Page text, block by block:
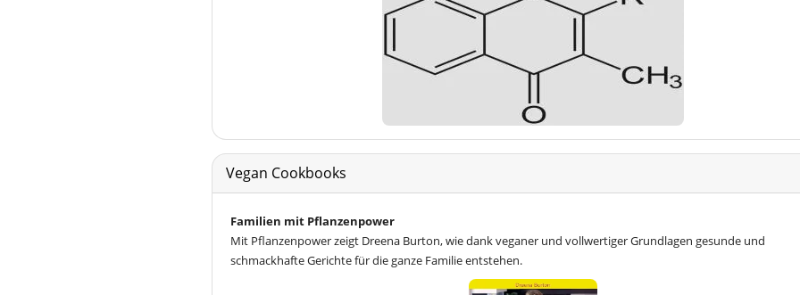
Vegan Cookbooks
Familien mit Pflanzenpower
Mit Pflanzenpower zeigt Dreena Burton, wie dank veganer und vollwertiger Grundlagen gesunde und
schmackhafte Gerichte für die ganze Familie entstehen.